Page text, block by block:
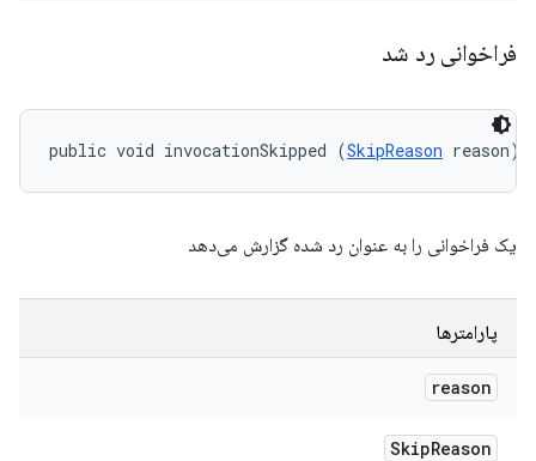
فراخوانی رد شد
public void invocationSkipped (SkipReason reason)
یک فراخوانی را به عنوان رد شده گزارش می‌دهد
پارامترها
reason
SkipReason